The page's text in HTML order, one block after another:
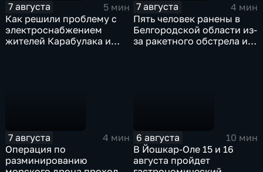
7 августа
5 мин
Как решили проблему с
электроснабжением
жителей Карабулака и
7 августа
4 мин
Пять человек ранены в
Белгородской области из-
за ракетного обстрела и
7 августа
4 мин
Операция по
разминированию
6 августа
10 мин
В Йошкар-Оле 15 и 16
августа пройдет